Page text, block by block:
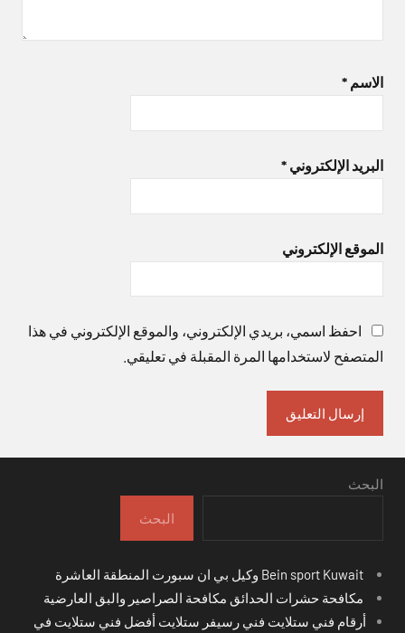
الاسم *
البريد الإلكتروني *
الموقع الإلكتروني
احفظ اسمي، بريدي الإلكتروني، والموقع الإلكتروني في هذا
المتصفح لاستخدامها المرة المقبلة في تعليقي.
البحث
البحث
مكافحة حشرات الحدائق مكافحة الصراصير والبق العارضية
أرقام فني ستلايت فني رسيفر ستلايت أفضل فني ستلايت في